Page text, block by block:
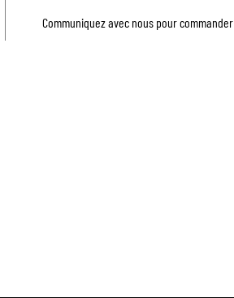
Communiquez avec nous pour commander